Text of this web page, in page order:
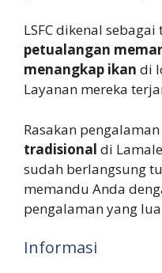
LSFC dikenal
petualangan
menangkap ikan di
Layanan mereka
Rasakan
tradisional di
sudah berlangsung
memandu Anda
pengalaman yang
Informasi